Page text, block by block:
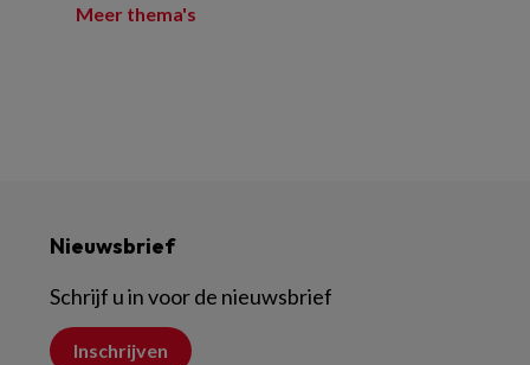
Meer thema's
Nieuwsbrief
Schrijf u in voor de nieuwsbrief
Inschrijven